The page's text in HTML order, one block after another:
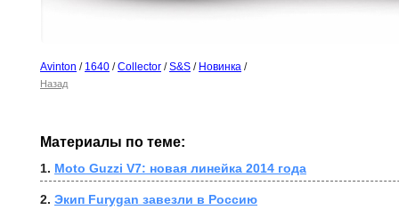
Avinton / 1640 /Collector /S&S / Новинка /
Назад
Материалы по теме:
1. Moto Guzzi V7: новая линейка 2014 года
2. Экип Furygan завезли в Россию